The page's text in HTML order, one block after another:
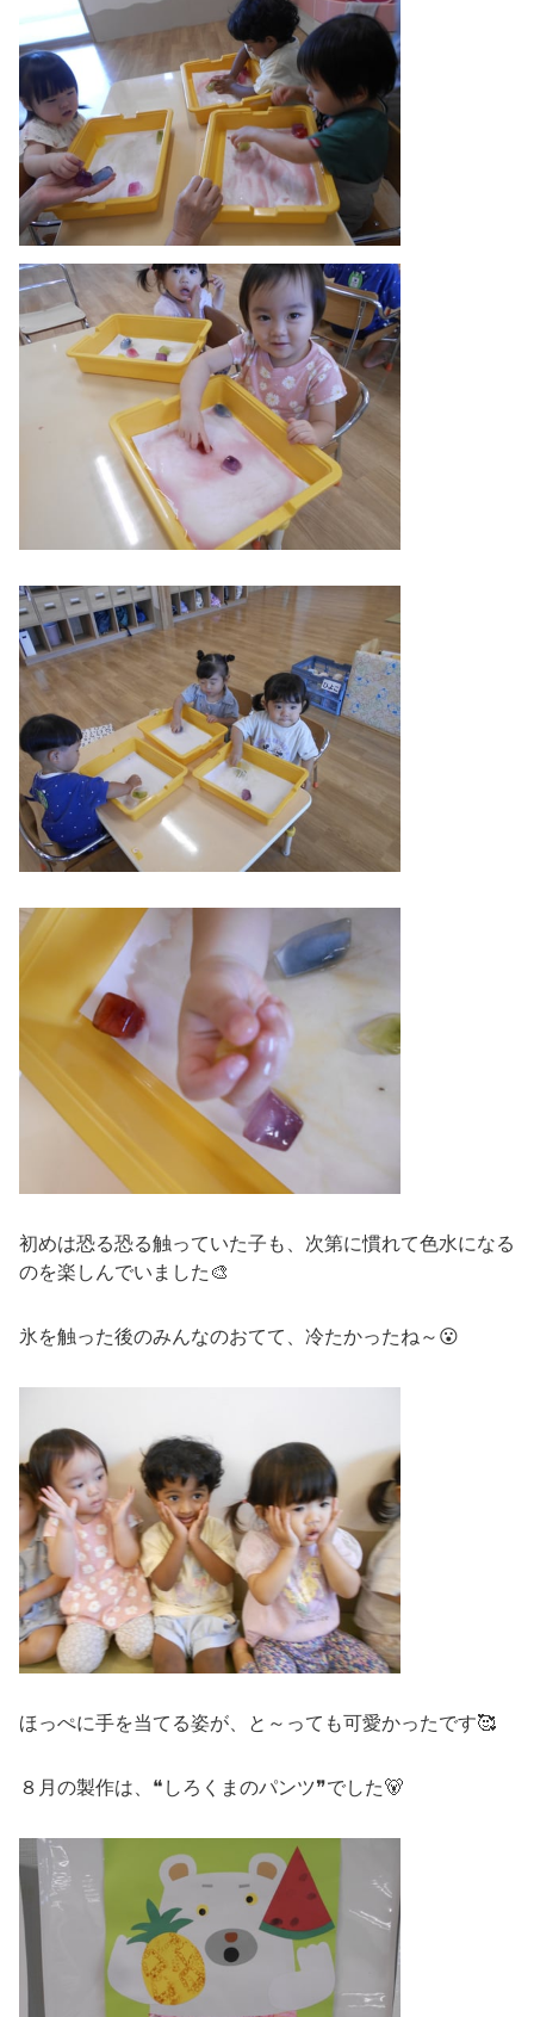
初めは恐る恐る触っていた子も、次第に慣れて色水になる
のを楽しんでいました🎨
氷を触った後のみんなのおてて、冷たかったね～😮
ほっぺに手を当てる姿が、と～っても可愛かったです🥰
８月の製作は、❝しろくまのパンツ❞でした🐻